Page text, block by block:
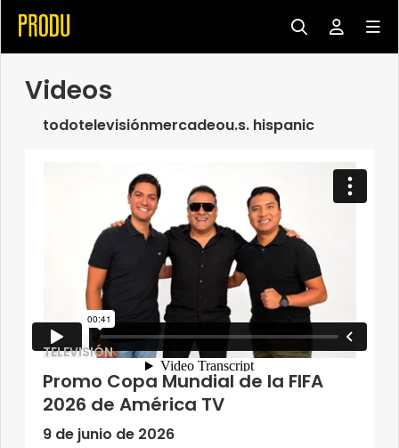
Videos
todotelevisiónmercadeou.s. hispanic
TELEVISIÓN
Promo Copa Mundial de la FIFA
2026 de América TV
9 de junio de 2026